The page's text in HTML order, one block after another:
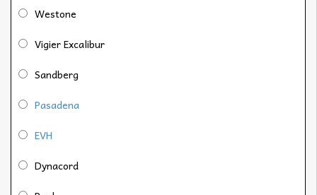
Westone
Vigier Excalibur
Sandberg
Pasadena
EVH
Dynacord